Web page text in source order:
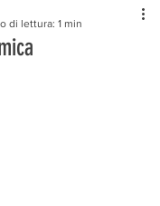
di lettura: 1 min